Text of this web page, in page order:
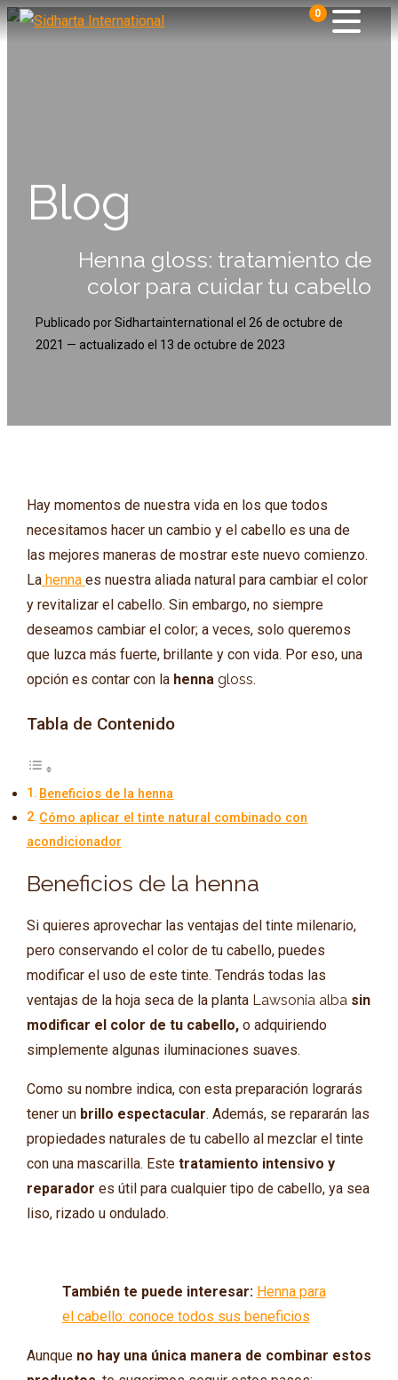
0
Blog
Henna gloss: tratamiento de
color para cuidar tu cabello
Publicado porSidhartainternational el 26 de octubre de
2021 — actualizado el 13 de octubre de 2023
Hay momentos de nuestra vida en los que todos
necesitamos hacer un cambio y el cabello es una de
las mejores maneras de mostrar este nuevo comienzo.
Lahenna es nuestra aliada natural para cambiar el color
y revitalizar el cabello. Sin embargo, no siempre
deseamos cambiar el color; a veces, solo queremos
que luzca más fuerte, brillante y con vida. Por eso, una
opción es contar con la henna gloss.
Tabla de Contenido
Beneficios de la henna
Cómo aplicar el tinte natural combinado con
acondicionador
Beneficios de la henna
Si quieres aprovechar las ventajas del tinte milenario,
pero conservando el color de tu cabello, puedes
modificar el uso de este tinte. Tendrás todas las
ventajas de la hoja seca de la planta Lawsonia alba sin
modificar el color de tu cabello,o adquiriendo
simplemente algunas iluminaciones suaves.
Como su nombre indica, con esta preparación lograrás
tener un brillo espectacular. Además, se repararán las
propiedades naturales de tu cabello al mezclar el tinte
con una mascarilla. Este tratamiento intensivo y
reparador es útil para cualquier tipo de cabello, ya sea
liso, rizado u ondulado.
También te puede interesar: Henna para
el cabello: conoce todos sus beneficios
Aunque no hay una única manera de combinar estos